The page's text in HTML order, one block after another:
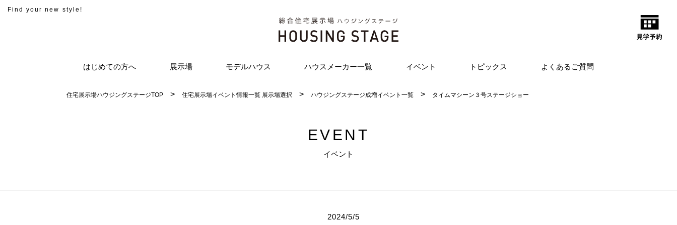
Find your new style!
はじめての方へ 展示場 モデルハウス ハウスメーカー一覧 イベント トピックス よくあるご質問
住宅展示場ハウジングステージTOP 住宅展示場イベント情報一覧 展示場選択 ハウジングステージ成増イベント一覧 タイムマシーン３号ステージショー
EVENT
イベント
2024/5/5